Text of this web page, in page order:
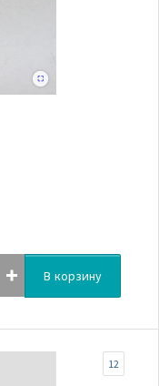
В корзину
12